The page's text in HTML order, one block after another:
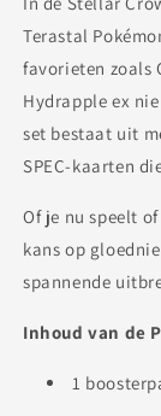
Terastal
favorieten zoals
Hydrapple ex
set bestaat uit
SPEC-kaarten
Of je nu speelt
kans op
spannende
Inhoud van de
1